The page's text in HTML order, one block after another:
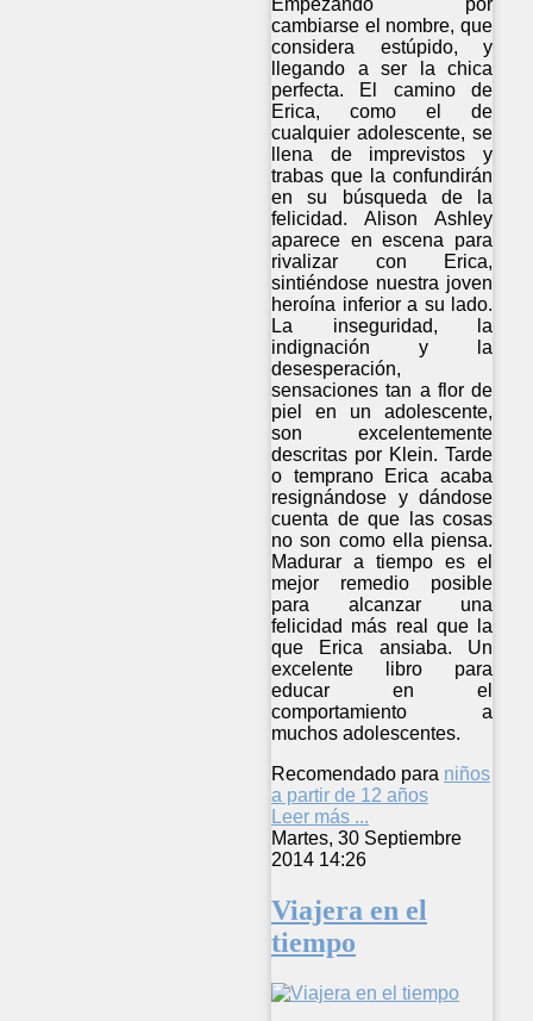
cambiarse el nombre, que
considera estúpido, y
llegando a ser la chica
perfecta. El camino de
Erica, como el de
cualquier adolescente, se
llena de imprevistos y
trabas que la confundirán
en su búsqueda de la
felicidad. Alison Ashley
aparece en escena para
rivalizar con Erica,
sintiéndose nuestra joven
heroína inferior a su lado.
La inseguridad, la
indignación y la
desesperación,
sensaciones tan a flor de
piel en un adolescente,
son excelentemente
descritas por Klein. Tarde
o temprano Erica acaba
resignándose y dándose
cuenta de que las cosas
no son como ella piensa.
Madurar a tiempo es el
mejor remedio posible
para alcanzar una
felicidad más real que la
que Erica ansiaba. Un
excelente libro para
educar en el
comportamiento a
muchos adolescentes.
Recomendado para niños
a partir de 12 años
Leer más ...
Martes, 30 Septiembre
2014 14:26
Viajera en el
tiempo